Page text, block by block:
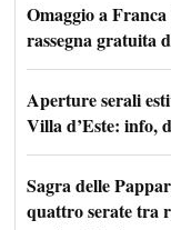
Omaggio a
rassegna gratuita
Aperture serali
Villa d’Este: info,
Sagra delle
quattro serate tra